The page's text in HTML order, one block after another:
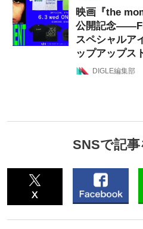
映画『the
公開記念
スペシャルア
ップアップス
DIGLE編集部
SNSで記